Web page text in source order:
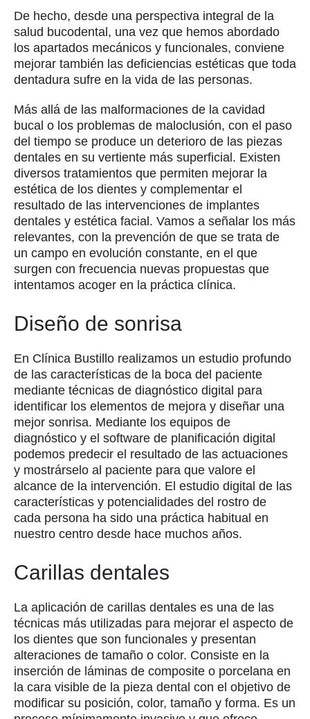
De hecho, desde una perspectiva integral de la
salud bucodental, una vez que hemos abordado
los apartados mecánicos y funcionales, conviene
mejorar también las deficiencias estéticas que toda
dentadura sufre en la vida de las personas.
Más allá de las malformaciones de la cavidad
bucal o los problemas de maloclusión, con el paso
del tiempo se produce un deterioro de las piezas
dentales en su vertiente más superficial. Existen
diversos tratamientos que permiten mejorar la
estética de los dientes y complementar el
resultado de las intervenciones de implantes
dentales y estética facial. Vamos a señalar los más
relevantes, con la prevención de que se trata de
un campo en evolución constante, en el que
surgen con frecuencia nuevas propuestas que
intentamos acoger en la práctica clínica.
Diseño de sonrisa
En Clínica Bustillo realizamos un estudio profundo
de las características de la boca del paciente
mediante técnicas de diagnóstico digital para
identificar los elementos de mejora y diseñar una
mejor sonrisa. Mediante los equipos de
diagnóstico y el software de planificación digital
podemos predecir el resultado de las actuaciones
y mostrárselo al paciente para que valore el
alcance de la intervención. El estudio digital de las
características y potencialidades del rostro de
cada persona ha sido una práctica habitual en
nuestro centro desde hace muchos años.
Carillas dentales
La aplicación de carillas dentales es una de las
técnicas más utilizadas para mejorar el aspecto de
los dientes que son funcionales y presentan
alteraciones de tamaño o color. Consiste en la
inserción de láminas de composite o porcelana en
la cara visible de la pieza dental con el objetivo de
modificar su posición, color, tamaño y forma. Es un